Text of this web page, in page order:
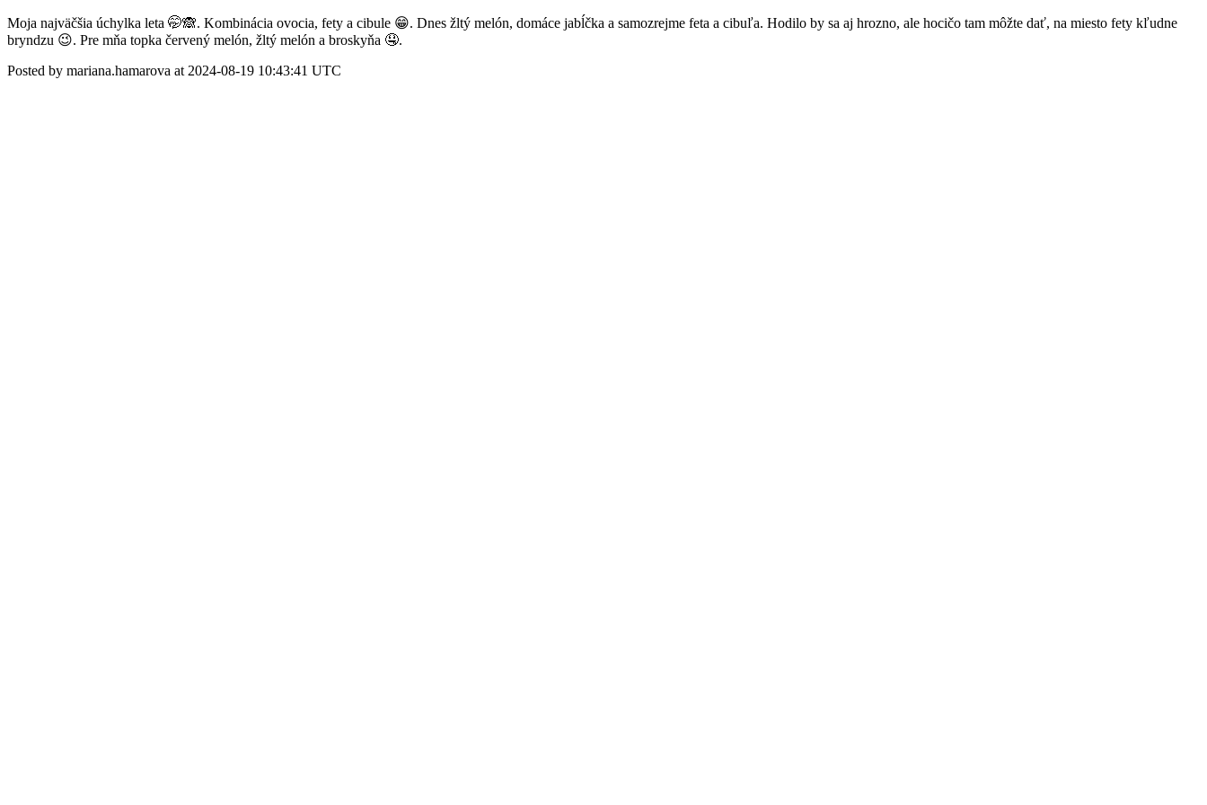
Moja najväčšia úchylka leta 🤭🙈. Kombinácia ovocia, fety a cibule 😁. Dnes žltý melón, domáce jabĺčka a samozrejme feta a cibuľa. Hodilo by sa aj hrozno, ale hocičo tam môžte dať, na miesto fety kľudne
bryndzu 😉. Pre mňa topka červený melón, žltý melón a broskyňa 🤤.
Posted by mariana.hamarova at 2024-08-19 10:43:41 UTC